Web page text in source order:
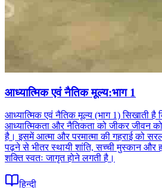
आध्यात्मिक एवं नैतिक मूल्य:भाग 1
आध्यात्मिक एवं नैतिक मूल्य (भाग 1) सिखाती है
आध्यात्मिकता और नैतिकता को जीकर जीवन
है। इसमें आत्मा और परमात्मा की गहराई को
पढ़ने से भीतर स्थायी शांति, सच्ची मुस्कान और
शक्ति स्वतः जागृत होने लगती है।
हिन्दी